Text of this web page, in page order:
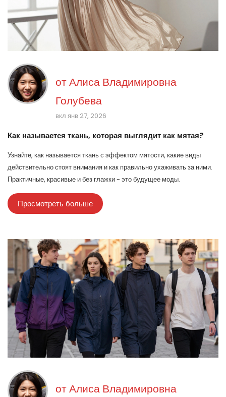
отАлиса Владимировна
Голубева
вкл янв 27, 2026
Как называется ткань, которая выглядит как мятая?
Узнайте, как называется ткань с эффектом мятости, какие виды
действительно стоят внимания и как правильно ухаживать за ними.
Практичные, красивые и без глажки - это будущее моды.
Просмотреть больше
отАлиса Владимировна